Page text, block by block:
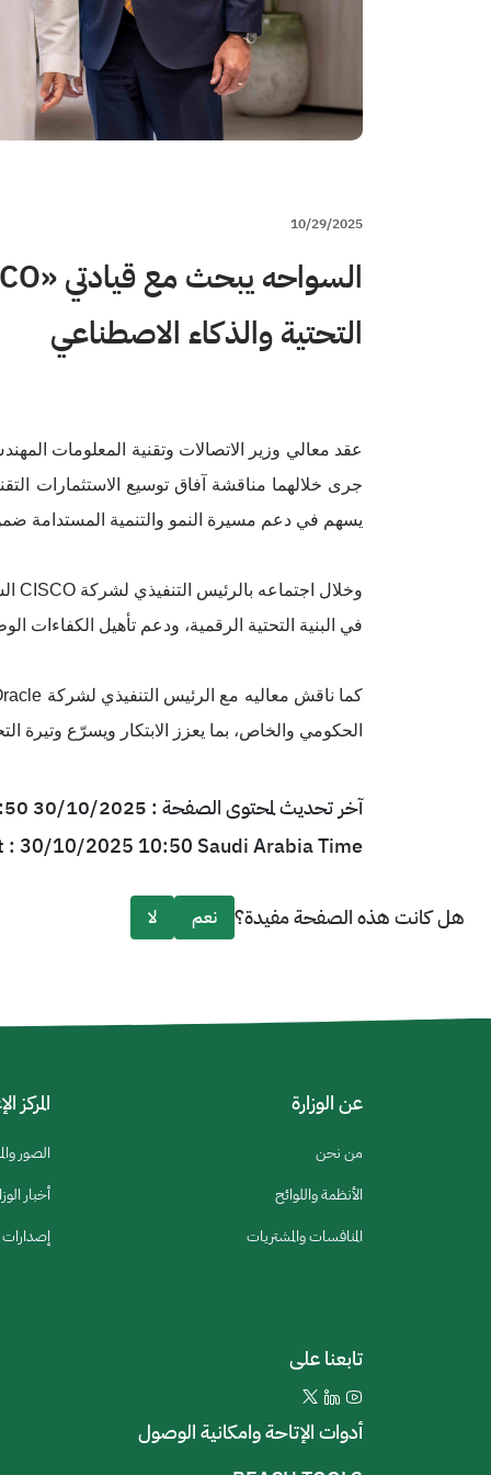
10/29/2025
التحتية والذكاء الاصطناعي
عقد معالي وزير الاتصالات وتقنية المعلومات
جرى خلالهما مناقشة آفاق توسيع الاستثمارات
يسهم في دعم مسيرة النمو والتنمية المستدامة ضمن
وخلال اجتماعه بالرئيس التنفيذي لشركة CISCO
في البنية التحتية الرقمية، ودعم تأهيل الكفاءات
كما ناقش معاليه مع الرئيس التنفيذي لشركة
الحكومي والخاص، بما يعزز الابتكار ويسرّع وتيرة
آخر تحديث لمحتوى الصفحة : 30/10/2025 10:50 بتوقيت السعودية
: 30/10/2025 10:50 Saudi Arabia Time
هل كانت هذه الصفحة مفيدة؟ نعم لا
عن الوزارة
من نحن
الأنظمة واللوائح
المنافسات والمشتريات
المركز
الصور
أخبار
إصدارات
تابعنا على
أدوات الإتاحة وامكانية الوصول